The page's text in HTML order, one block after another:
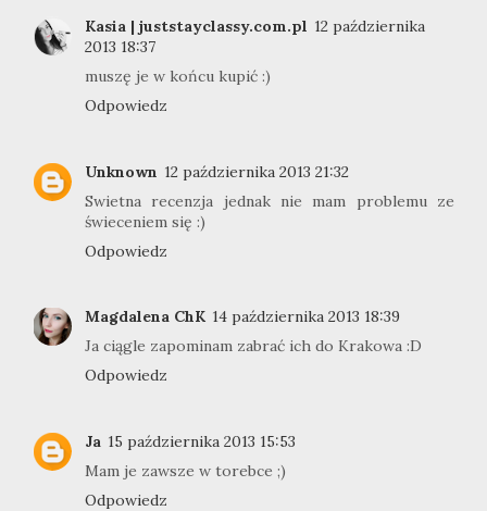
Kasia | juststayclassy.com.pl 12 października
2013 18:37
muszę je w końcu kupić :)
Odpowiedz
Unknown 12 października 2013 21:32
Swietna recenzja jednak nie mam problemu ze
świeceniem się :)
Odpowiedz
Magdalena ChK 14 października 2013 18:39
Ja ciągle zapominam zabrać ich do Krakowa :D
Odpowiedz
Ja 15 października 2013 15:53
Mam je zawsze w torebce ;)
Odpowiedz